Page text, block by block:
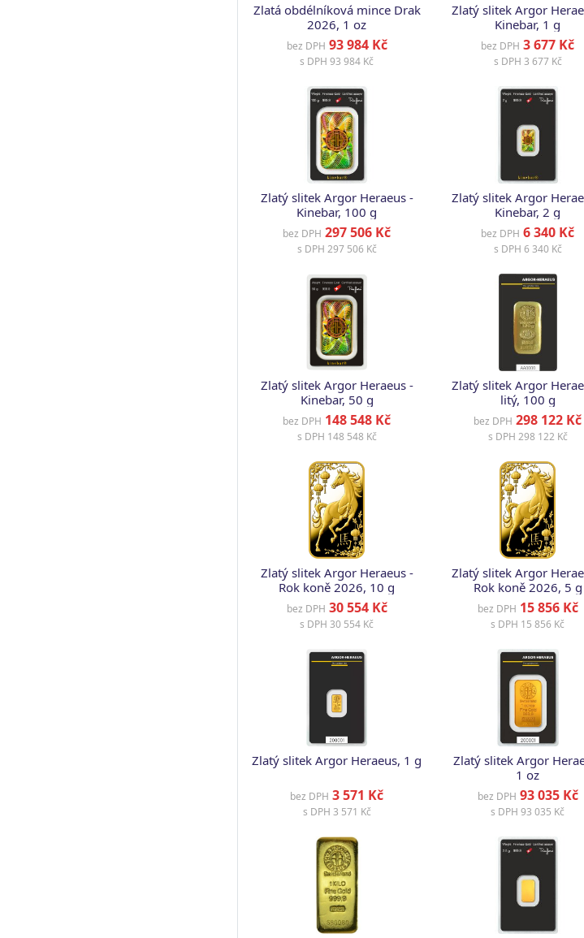
Zlatá obdélníková mince Drak
2026, 1 oz
bez DPH 93 984 Kč
s DPH 93 984 Kč
Zlatý slitek Argor
Kinebar, 1 g
bez DPH 3 677 Kč
s DPH 3 677 Kč
Zlatý slitek Argor Heraeus -
Kinebar, 100 g
bez DPH 297 506 Kč
s DPH 297 506 Kč
Zlatý slitek Argor
Kinebar, 2 g
bez DPH 6 340 Kč
s DPH 6 340 Kč
Zlatý slitek Argor Heraeus -
Kinebar, 50 g
bez DPH 148 548 Kč
s DPH 148 548 Kč
Zlatý slitek Argor
litý, 100 g
bez DPH 298 122 Kč
s DPH 298 122 Kč
Zlatý slitek Argor Heraeus -
Rok koně 2026, 10 g
bez DPH 30 554 Kč
s DPH 30 554 Kč
Zlatý slitek Argor
Rok koně 2026, 5 g
bez DPH 15 856 Kč
s DPH 15 856 Kč
Zlatý slitek Argor Heraeus, 1 g
bez DPH 3 571 Kč
s DPH 3 571 Kč
Zlatý slitek Argor
1 oz
bez DPH 93 035 Kč
s DPH 93 035 Kč